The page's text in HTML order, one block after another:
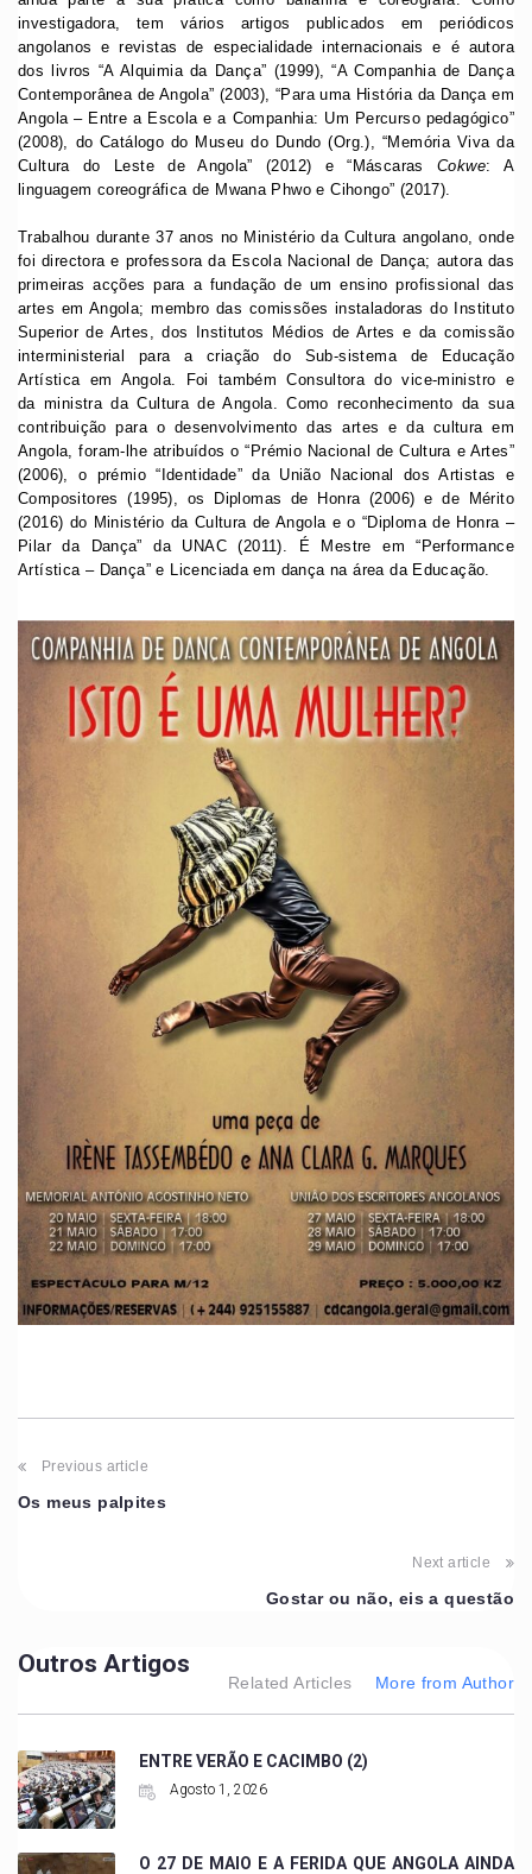
investigadora, tem vários artigos publicados em periódicos
angolanos e revistas de especialidade internacionais e é autora
dos livros “A Alquimia da Dança” (1999), “A Companhia de Dança
Contemporânea de Angola” (2003), “Para uma História da Dança em
Angola – Entre a Escola e a Companhia: Um Percurso pedagógico”
(2008), do Catálogo do Museu do Dundo (Org.), “Memória Viva da
Cultura do Leste de Angola” (2012) e “MáscarasCokwe: A
linguagem coreográfica de Mwana Phwo e Cihongo” (2017).
Trabalhou durante 37 anos no Ministério da Cultura angolano, onde
foi directora e professora da Escola Nacional de Dança; autora das
primeiras acções para a fundação de um ensino profissional das
artes em Angola; membro das comissões instaladoras do Instituto
Superior de Artes, dos Institutos Médios de Artes e da comissão
interministerial para a criação do Sub-sistema de Educação
Artística em Angola. Foi também Consultora do vice-ministro e
da ministra da Cultura de Angola. Como reconhecimento da sua
contribuição para o desenvolvimento das artes e da cultura em
Angola, foram-lhe atribuídos o “Prémio Nacional de Cultura e Artes”
(2006), o prémio “Identidade” da União Nacional dos Artistas e
Compositores (1995), os Diplomas de Honra (2006) e de Mérito
(2016) do Ministério da Cultura de Angola e o “Diploma de Honra –
Pilar da Dança” da UNAC (2011). É Mestre em “Performance
Artística – Dança” e Licenciada em dança na área da Educação.
Previous article
Os meus palpites
Next article
Gostar ou não, eis a questão
Outros Artigos
Related Articles More from Author
ENTRE VERÃO E CACIMBO (2)
Agosto 1, 2026
O 27 DE MAIO E A FERIDA QUE ANGOLA AINDA